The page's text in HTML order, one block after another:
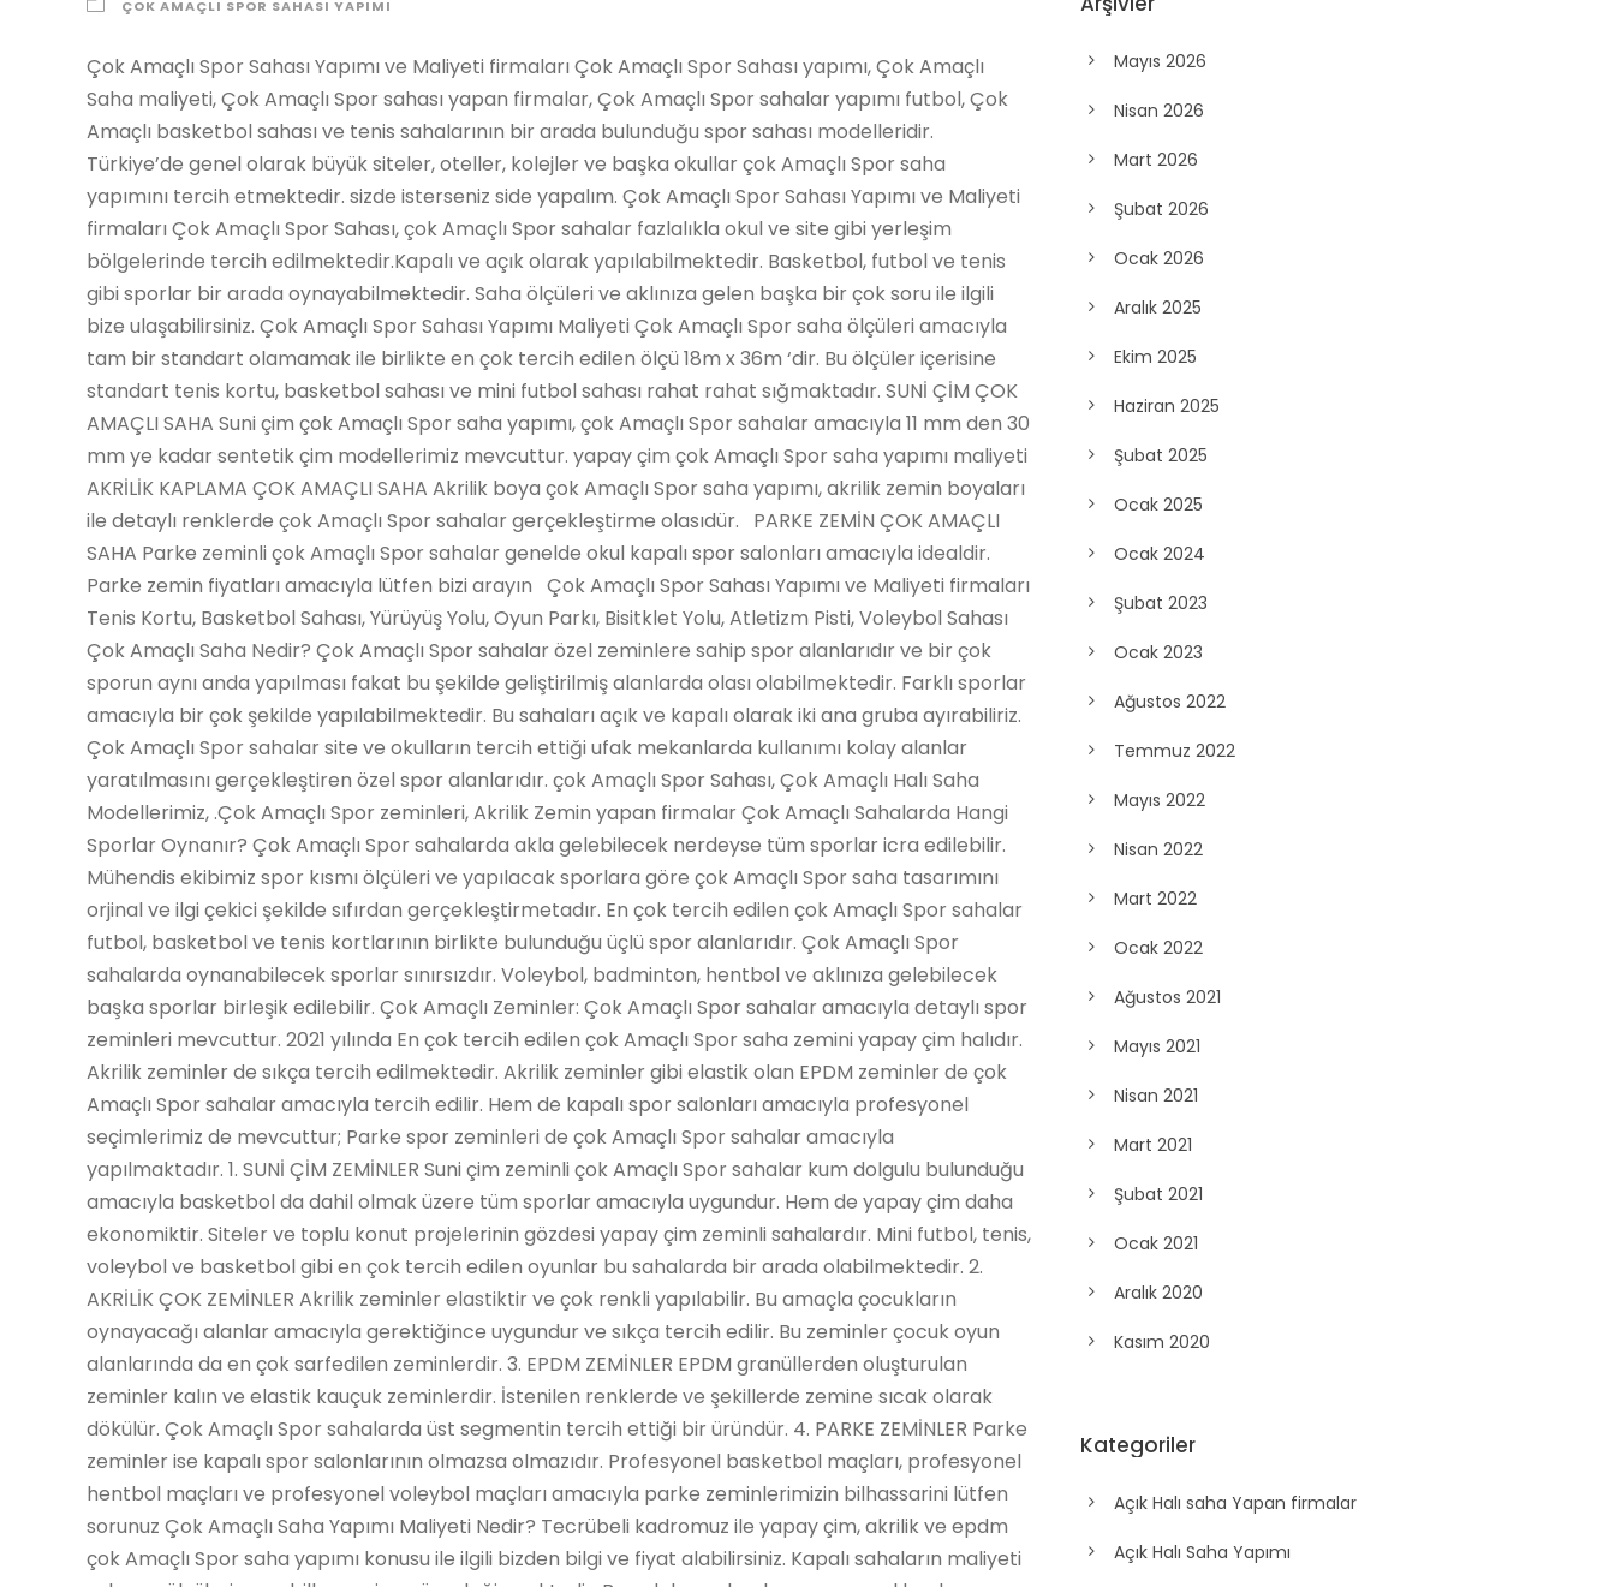
ÇOK AMAÇLI SPOR SAHASI YAPIMI
Çok Amaçlı Spor Sahası Yapımı ve Maliyeti firmaları Çok Amaçlı Spor Sahası yapımı, Çok Amaçlı Saha maliyeti, Çok Amaçlı Spor sahası yapan firmalar, Çok Amaçlı Spor sahalar yapımı futbol, Çok Amaçlı basketbol sahası ve tenis sahalarının bir arada bulunduğu spor sahası modelleridir. Türkiye’de genel olarak büyük siteler, oteller, kolejler ve başka okullar çok Amaçlı Spor saha yapımını tercih etmektedir. sizde isterseniz side yapalım. Çok Amaçlı Spor Sahası Yapımı ve Maliyeti firmaları Çok Amaçlı Spor Sahası, çok Amaçlı Spor sahalar fazlalıkla okul ve site gibi yerleşim bölgelerinde tercih edilmektedir.Kapalı ve açık olarak yapılabilmektedir. Basketbol, futbol ve tenis gibi sporlar bir arada oynayabilmektedir. Saha ölçüleri ve aklınıza gelen başka bir çok soru ile ilgili bize ulaşabilirsiniz. Çok Amaçlı Spor Sahası Yapımı Maliyeti Çok Amaçlı Spor saha ölçüleri amacıyla tam bir standart olamamak ile birlikte en çok tercih edilen ölçü 18m x 36m ‘dir. Bu ölçüler içerisine standart tenis kortu, basketbol sahası ve mini futbol sahası rahat rahat sığmaktadır. SUNİ ÇİM ÇOK AMAÇLI SAHA Suni çim çok Amaçlı Spor saha yapımı, çok Amaçlı Spor sahalar amacıyla 11 mm den 30 mm ye kadar sentetik çim modellerimiz mevcuttur. yapay çim çok Amaçlı Spor saha yapımı maliyeti AKRİLİK KAPLAMA ÇOK AMAÇLI SAHA Akrilik boya çok Amaçlı Spor saha yapımı, akrilik zemin boyaları ile detaylı renklerde çok Amaçlı Spor sahalar gerçekleştirme olasıdür. PARKE ZEMİN ÇOK AMAÇLI SAHA Parke zeminli çok Amaçlı Spor sahalar genelde okul kapalı spor salonları amacıyla idealdir. Parke zemin fiyatları amacıyla lütfen bizi arayın Çok Amaçlı Spor Sahası Yapımı ve Maliyeti firmaları Tenis Kortu, Basketbol Sahası, Yürüyüş Yolu, Oyun Parkı, Bisitklet Yolu, Atletizm Pisti, Voleybol Sahası Çok Amaçlı Saha Nedir? Çok Amaçlı Spor sahalar özel zeminlere sahip spor alanlarıdır ve bir çok sporun aynı anda yapılması fakat bu şekilde geliştirilmiş alanlarda olası olabilmektedir. Farklı sporlar amacıyla bir çok şekilde yapılabilmektedir. Bu sahaları açık ve kapalı olarak iki ana gruba ayırabiliriz. Çok Amaçlı Spor sahalar site ve okulların tercih ettiği ufak mekanlarda kullanımı kolay alanlar yaratılmasını gerçekleştiren özel spor alanlarıdır. çok Amaçlı Spor Sahası, Çok Amaçlı Halı Saha Modellerimiz, .Çok Amaçlı Spor zeminleri, Akrilik Zemin yapan firmalar Çok Amaçlı Sahalarda Hangi Sporlar Oynanır? Çok Amaçlı Spor sahalarda akla gelebilecek nerdeyse tüm sporlar icra edilebilir. Mühendis ekibimiz spor kısmı ölçüleri ve yapılacak sporlara göre çok Amaçlı Spor saha tasarımını orjinal ve ilgi çekici şekilde sıfırdan gerçekleştirmetadır. En çok tercih edilen çok Amaçlı Spor sahalar futbol, basketbol ve tenis kortlarının birlikte bulunduğu üçlü spor alanlarıdır. Çok Amaçlı Spor sahalarda oynanabilecek sporlar sınırsızdır. Voleybol, badminton, hentbol ve aklınıza gelebilecek başka sporlar birleşik edilebilir. Çok Amaçlı Zeminler: Çok Amaçlı Spor sahalar amacıyla detaylı spor zeminleri mevcuttur. 2021 yılında En çok tercih edilen çok Amaçlı Spor saha zemini yapay çim halıdır. Akrilik zeminler de sıkça tercih edilmektedir. Akrilik zeminler gibi elastik olan EPDM zeminler de çok Amaçlı Spor sahalar amacıyla tercih edilir. Hem de kapalı spor salonları amacıyla profesyonel seçimlerimiz de mevcuttur; Parke spor zeminleri de çok Amaçlı Spor sahalar amacıyla yapılmaktadır. 1. SUNİ ÇİM ZEMİNLER Suni çim zeminli çok Amaçlı Spor sahalar kum dolgulu bulunduğu amacıyla basketbol da dahil olmak üzere tüm sporlar amacıyla uygundur. Hem de yapay çim daha ekonomiktir. Siteler ve toplu konut projelerinin gözdesi yapay çim zeminli sahalardır. Mini futbol, tenis, voleybol ve basketbol gibi en çok tercih edilen oyunlar bu sahalarda bir arada olabilmektedir. 2. AKRİLİK ÇOK ZEMİNLER Akrilik zeminler elastiktir ve çok renkli yapılabilir. Bu amaçla çocukların oynayacağı alanlar amacıyla gerektiğince uygundur ve sıkça tercih edilir. Bu zeminler çocuk oyun alanlarında da en çok sarfedilen zeminlerdir. 3. EPDM ZEMİNLER EPDM granüllerden oluşturulan zeminler kalın ve elastik kauçuk zeminlerdir. İstenilen renklerde ve şekillerde zemine sıcak olarak dökülür. Çok Amaçlı Spor sahalarda üst segmentin tercih ettiği bir üründür. 4. PARKE ZEMİNLER Parke zeminler ise kapalı spor salonlarının olmazsa olmazıdır. Profesyonel basketbol maçları, profesyonel hentbol maçları ve profesyonel voleybol maçları amacıyla parke zeminlerimizin bilhassarini lütfen sorunuz Çok Amaçlı Saha Yapımı Maliyeti Nedir? Tecrübeli kadromuz ile yapay çim, akrilik ve epdm çok Amaçlı Spor saha yapımı konusu ile ilgili bizden bilgi ve fiyat alabilirsiniz. Kapalı sahaların maliyeti sahanın ölçülerine ve bilhassarine göre değişmektedir. Brandalı, sac kaplama ve panel kaplama kapalı saha modellerimiz mevcuttur. Hem de sarfedilen yapay çim ve başka zemin modelleri de saha yapımı maliyetini etkiler. Kauçuk Zemin Kaplama m2 fiyatları, 2021 tarihi için geçerli birim maliyetler aşağıda belirtilmiştir. – 2 cm Sbr Karo ( 40×40 50×50) : 27 – 60 ₺ / m² – 2,5 cm Sbr Karo ( 40×40 50×50) : 31 – 33 ₺ / m² – 3 cm Sbr Karo ( 40×40 50×50) : 37 – 41 ₺ / m² – 2 cm Altıgen Karo : 28 – 34 ₺ / m² – 3 cm Altıgen Karo : 34 – 38 ₺ / m² – 2,5 cm Puzzle Karo : 32 – 38 ₺ / m² TUTKAL: 6,50 – 8,50 ₺ / m² İŞÇİLİK: 5 – 10 ₺ / m² karo kauçuk Ebatı fiyatı işlemler 2 cm Sbr Karo 40×40 50×50 90,00 TL güncel fiyat için arayınız 2,5 cm Sbr Karo 40×40 50×50 100,00 TL m3 alanına göre fiyat verilir 3 cm Sbr Karo 40×40 50×50 120,00 TL 400 m2 üzeri özel fiyat 2 cm Altıgen Karo 40×40 50×50 95,00 TL uygun fiyat garantisi 3 cm Altıgen Karo 40×40 50×50 125,00 TL anahtar teslimi Not: Yukarıdaki fiyatlar kdv – uygulama – tutkal – nakliye hariç, karo kauçuk m² fiyatı belirtir. SBR; geri dönüşüm kauçuk granül, EPDM; orjinal kauçuk granül anlamına gelir. Çok Amaçlı saha Yapımı 2021 2022 2023 fiyatları Şehirler İlçeler Adana Çok Amaçlı saha Yapımı, Adıyaman Çok Amaçlı saha Yapımı, Afyon Çok Amaçlı saha Yapımı, Ağrı Çok Amaçlı saha Yapımı, Amasya Çok Amaçlı saha Yapımı, Ankara Çok Amaçlı saha Yapımı, Antalya Çok Amaçlı saha Yapımı, Artvin Çok Amaçlı saha Yapımı, Aydın Çok Amaçlı saha Yapımı, Balıkesir Çok Amaçlı saha Yapımı, Bilecik Çok Amaçlı saha Yapımı, Bingöl Çok Amaçlı saha Yapımı, Bitlis Çok Amaçlı saha Yapımı, Bolu Çok Amaçlı saha Yapımı, Burdur Çok Amaçlı saha Yapımı, Bursa Çok Amaçlı saha Yapımı, Çanakkale Çok Amaçlı saha Yapımı, Çankırı Çok Amaçlı saha Yapımı, Çorum Çok Amaçlı saha Yapımı, Denizli Çok Amaçlı saha Yapımı, Diyarbakır Çok Amaçlı saha Yapımı, Edirne Çok Amaçlı saha Yapımı, Elazığ Çok Amaçlı saha Yapımı, Erzincan Çok Amaçlı saha Yapımı, Erzurum Çok Amaçlı saha Yapımı, Eskişehir Çok Amaçlı saha Yapımı, Gaziantep Çok Amaçlı saha Yapımı, Giresun Çok Amaçlı saha Yapımı, Gümüşhane Çok Amaçlı saha Yapımı, Hakkari Çok Amaçlı saha Yapımı, Hatay Çok Amaçlı saha Yapımı, Isparta Çok Amaçlı saha Yapımı, İçel (Mersin) Çok Amaçlı saha Yapımı, İstanbul Çok Amaçlı saha Yapımı, İzmir Çok Amaçlı saha Yapımı, Kars Çok Amaçlı saha Yapımı, Kastamonu Çok Amaçlı saha Yapımı, Kayseri Çok Amaçlı saha Yapımı, Kırklareli Çok Amaçlı saha Yapımı, Kırşehir Çok Amaçlı saha Yapımı, Kocaeli Çok Amaçlı saha Yapımı, Konya Çok Amaçlı saha Yapımı, Kütahya Çok Amaçlı saha Yapımı, Malatya Çok Amaçlı saha Yapımı, Manisa Çok Amaçlı saha Yapımı, K.maraş Çok Amaçlı saha Yapımı, Mardin Çok Amaçlı saha Yapımı, Muğla Çok Amaçlı saha Yapımı, Muş Çok Amaçlı saha Yapımı, Nevşehir Çok Amaçlı saha Yapımı, Niğde Çok Amaçlı saha Yapımı, Ordu Çok Amaçlı saha Yapımı, Rize Çok Amaçlı saha Yapımı, Sakarya Çok Amaçlı saha Yapımı, Samsun Çok Amaçlı saha Yapımı, Siirt Çok Amaçlı saha Yapımı, Sinop Çok Amaçlı saha Yapımı, Sivas Çok Amaçlı saha Yapımı, Tekirdağ Çok Amaçlı saha Yapımı, Tokat Çok Amaçlı saha Yapımı, Trabzon Çok Amaçlı saha Yapımı, Tunceli Çok Amaçlı saha Yapımı, Şanlıurfa Çok Amaçlı saha Yapımı, Uşak Çok Amaçlı saha Yapımı, Van Çok Amaçlı saha Yapımı, Yozgat Çok Amaçlı saha Yapımı, Zonguldak Çok Amaçlı saha Yapımı, Aksaray Çok Amaçlı saha Yapımı, Bayburt Çok Amaçlı saha Yapımı, Karaman Çok Amaçlı saha Yapımı, Kırıkkale Çok Amaçlı saha Yapımı, Batman Çok Amaçlı saha Yapımı, Şırnak Çok Amaçlı saha Yapımı, Bartın Çok Amaçlı saha Yapımı, Ardahan Çok Amaçlı saha Yapımı, Iğdır Çok Amaçlı saha Yapımı, Yalova Çok Amaçlı saha Yapımı, Karabük Çok Amaçlı saha Yapımı, Kilis Çok Amaçlı saha Yapımı, Osmaniye Çok Amaçlı saha Yapımı, Düzce Çok Amaçlı saha Yapımı, İbradı Çok Amaçlı saha Yapımı, Kaş Çok Amaçlı saha Yapımı, Kemer / Antalya Çok Amaçlı saha Yapımı, Kepez Çok Amaçlı saha Yapımı, Konyaaltı Çok Amaçlı saha Yapımı, Korkuteli Çok Amaçlı saha Yapımı, Gündoğmuş Çok Amaçlı saha Yapımı, Alpu Çok Amaçlı saha Yapımı, Beylikova Çok Amaçlı saha Yapımı, Çifteler Çok Amaçlı saha Yapımı, Günyüzü Çok Amaçlı saha Yapımı, Han Çok Amaçlı saha Yapımı, İnönü Çok Amaçlı saha Yapımı, Mahmudiye Çok Amaçlı saha Yapımı, Mihalgazi Çok Amaçlı saha Yapımı, Mihalıççık Çok Amaçlı saha Yapımı, Odunpazarı Çok Amaçlı saha Yapımı, Sarıcakaya Çok Amaçlı saha Yapımı, Seyitgazi Çok Amaçlı saha Yapımı, Sivrihisar Çok Amaçlı saha Yapımı, Tepebaşı Çok Amaçlı saha Yapımı, Araban Çok Amaçlı saha Yapımı, İslahiye Çok Amaçlı saha Yapımı, Karkamış Çok Amaçlı saha Yapımı, Nizip Çok Amaçlı saha Yapımı, Nurdağı Çok Amaçlı saha Yapımı, Oğuzeli Çok Amaçlı saha Yapımı, Şahinbey Çok Amaçlı saha Yapımı, Şehitkamil Çok Amaçlı saha Yapımı, Yavuzeli Çok Amaçlı saha Yapımı, Alucra Çok Amaçlı saha Yapımı, Bulancak Çok Amaçlı saha Yapımı, Çamoluk Çok Amaçlı saha Yapımı, Çanakçı Çok Amaçlı saha Yapımı, Dereli Çok Amaçlı saha Yapımı, Doğankent Çok Amaçlı saha Yapımı, Espiye Çok Amaçlı saha Yapımı, Eynesil Çok Amaçlı saha Yapımı, Giresun Merkez Çok Amaçlı saha Yapımı, Görele Çok Amaçlı saha Yapımı, Güce Çok Amaçlı saha Yapımı, Keşap Çok Amaçlı saha Yapımı, Piraziz Çok Amaçlı saha Yapımı, Şebinkarahisar Çok Amaçlı saha Yapımı, Tirebolu Çok Amaçlı saha Yapımı, Yağlıdere Çok Amaçlı saha Yapımı, Gümüşhane Merkez Çok Amaçlı saha Yapımı, Kelkit Çok Amaçlı saha Yapımı, Köse Çok Amaç Mayıs 2026
Nisan 2026
Mart 2026
Şubat 2026
Ocak 2026
Aralık 2025
Ekim 2025
Haziran 2025
Şubat 2025
Ocak 2025
Ocak 2024
Şubat 2023
Ocak 2023
Ağustos 2022
Temmuz 2022
Mayıs 2022
Nisan 2022
Mart 2022
Ocak 2022
Ağustos 2021
Mayıs 2021
Nisan 2021
Mart 2021
Şubat 2021
Ocak 2021
Aralık 2020
Kasım 2020
Kategoriler
Açık Halı saha Yapan firmalar
Açık Halı Saha Yapımı